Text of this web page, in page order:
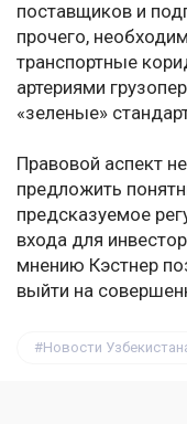
поставщиков и
прочего,
транспортные
артериями
«зеленые»
Правовой аспект
предложить
предсказуемое
входа для
мнению Кэстнер
выйти на
Новости